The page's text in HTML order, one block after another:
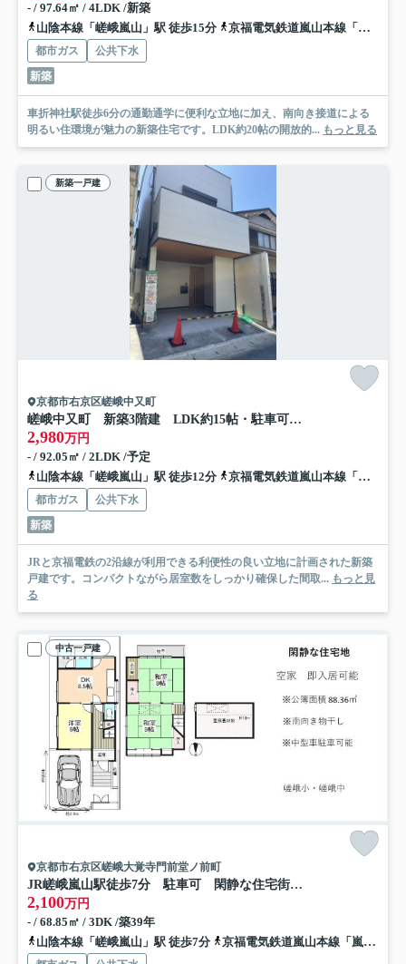
- / 97.64㎡ / 4LDK /新築
山陰本線「嵯峨嵐山」駅 徒歩15分
京福電気鉄道嵐山本線「車折神社」駅 徒歩5分
都市ガス
公共下水
新築
車折神社駅徒歩6分の通勤通学に便利な立地に加え、南向き接道による
明るい住環境が魅力の新築住宅です。LDK約20帖の開放的... もっと見る
新築一戸建
京都市右京区嵯峨中又町
嵯峨中又町 新築3階建 LDK約15帖・駐車可 2沿線利用可能
2,980万円
- / 92.05㎡ / 2LDK /予定
山陰本線「嵯峨嵐山」駅 徒歩12分
京福電気鉄道嵐山本線「車折神社」駅 徒歩6分
都市ガス
公共下水
新築
JRと京福電鉄の2沿線が利用できる利便性の良い立地に計画された新築
戸建です。コンパクトながら居室数をしっかり確保した間取... もっと見
る
中古一戸建
京都市右京区嵯峨大覚寺門前堂ノ前町
JR嵯峨嵐山駅徒歩7分 駐車可 閑静な住宅街の中古戸建
2,100万円
- / 68.85㎡ / 3DK /築39年
山陰本線「嵯峨嵐山」駅 徒歩7分
京福電気鉄道嵐山本線「嵐電嵯峨」駅 徒歩10分